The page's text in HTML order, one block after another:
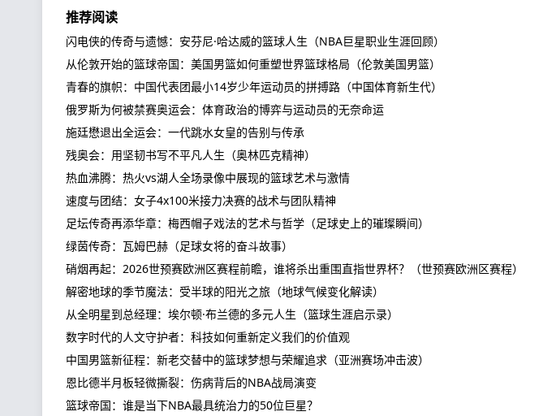
推荐阅读
闪电侠的传奇与遗憾：安芬尼·哈达威的篮球人生（NBA巨星职业生涯回顾）
从伦敦开始的篮球帝国：美国男篮如何重塑世界篮球格局（伦敦美国男篮）
青春的旗帜：中国代表团最小14岁少年运动员的拼搏路（中国体育新生代）
俄罗斯为何被禁赛奥运会：体育政治的博弈与运动员的无奈命运
施廷懋退出全运会：一代跳水女皇的告别与传承
残奥会：用坚韧书写不平凡人生（奥林匹克精神）
热血沸腾：热火vs湖人全场录像中展现的篮球艺术与激情
速度与团结：女子4x100米接力决赛的战术与团队精神
足坛传奇再添华章：梅西帽子戏法的艺术与哲学（足球史上的璀璨瞬间）
绿茵传奇：瓦姆巴赫（足球女将的奋斗故事）
硝烟再起：2026世预赛欧洲区赛程前瞻，谁将杀出重围直指世界杯？（世预赛欧洲区赛程）
解密地球的季节魔法：受半球的阳光之旅（地球气候变化解读）
从全明星到总经理：埃尔顿·布兰德的多元人生（篮球生涯启示录）
数字时代的人文守护者：科技如何重新定义我们的价值观
中国男篮新征程：新老交替中的篮球梦想与荣耀追求（亚洲赛场冲击波）
恩比德半月板轻微撕裂：伤病背后的NBA战局演变
篮球帝国：谁是当下NBA最具统治力的50位巨星？